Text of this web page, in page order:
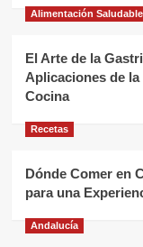
Alimentación Saludable
El Arte de la
Aplicaciones de
Cocina
Recetas
Dónde Comer en
para una
Andalucía